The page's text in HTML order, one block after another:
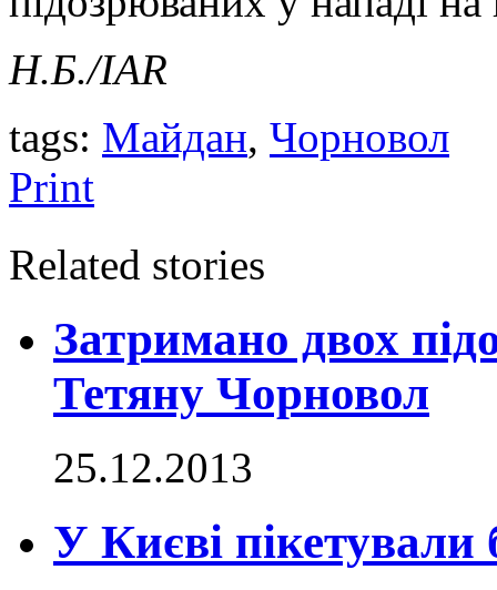
Н.Б./IAR
tags: Майдан, Чорновол
Print
Related stories
Затримано двох
Тетяну Чорновол
25.12.2013
У Києві